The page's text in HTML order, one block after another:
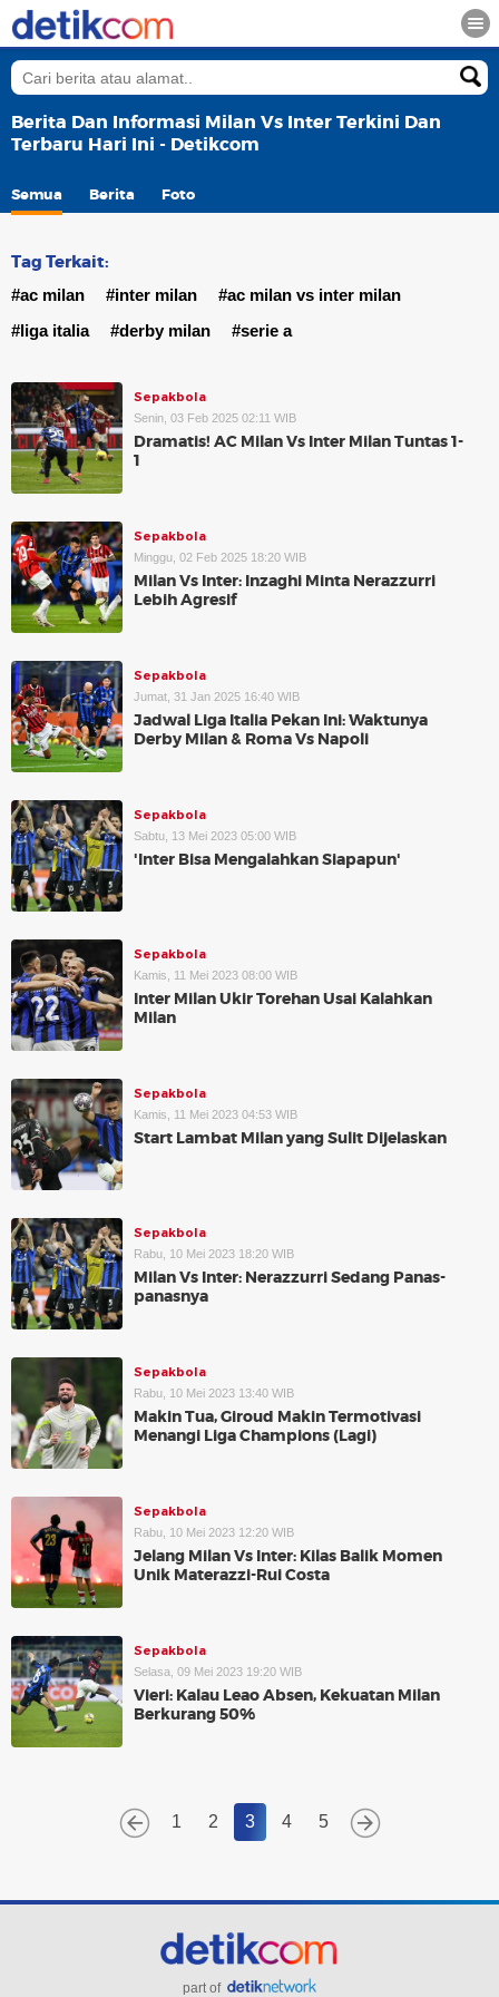
Berita Dan Informasi Milan Vs Inter Terkini Dan
Terbaru Hari Ini - Detikcom
Semua Berita Foto
Tag Terkait:
#ac milan #inter milan
#ac milan vs inter milan
#liga italia
#derby milan #serie a
Sepakbola
Senin, 03 Feb 2025 02:11 WIB
Dramatis! AC Milan Vs Inter Milan Tuntas 1-
1
Sepakbola
Minggu, 02 Feb 2025 18:20 WIB
Milan Vs Inter: Inzaghi Minta Nerazzurri
Lebih Agresif
Sepakbola
Jumat, 31 Jan 2025 16:40 WIB
Jadwal Liga Italia Pekan Ini: Waktunya
Derby Milan & Roma Vs Napoli
Sepakbola
Sabtu, 13 Mei 2023 05:00 WIB
'Inter Bisa Mengalahkan Siapapun'
Sepakbola
Kamis, 11 Mei 2023 08:00 WIB
Inter Milan Ukir Torehan Usai Kalahkan
Milan
Sepakbola
Kamis, 11 Mei 2023 04:53 WIB
Start Lambat Milan yang Sulit Dijelaskan
Sepakbola
Rabu, 10 Mei 2023 18:20 WIB
Milan Vs Inter: Nerazzurri Sedang Panas-
panasnya
Sepakbola
Rabu, 10 Mei 2023 13:40 WIB
Makin Tua, Giroud Makin Termotivasi
Menangi Liga Champions (Lagi)
Sepakbola
Rabu, 10 Mei 2023 12:20 WIB
Jelang Milan Vs Inter: Kilas Balik Momen
Unik Materazzi-Rui Costa
Sepakbola
Selasa, 09 Mei 2023 19:20 WIB
Vieri: Kalau Leao Absen, Kekuatan Milan
Berkurang 50%
1 2 3 4 5
part of